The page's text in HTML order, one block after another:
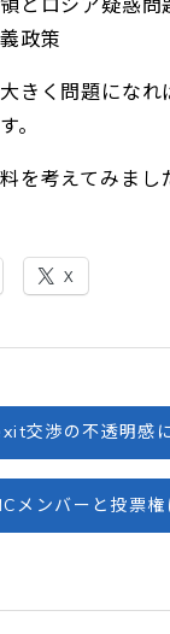
政策
きく問題になれ
。
を考えてみまし
X
交渉の不透明感
メンバーと投票権